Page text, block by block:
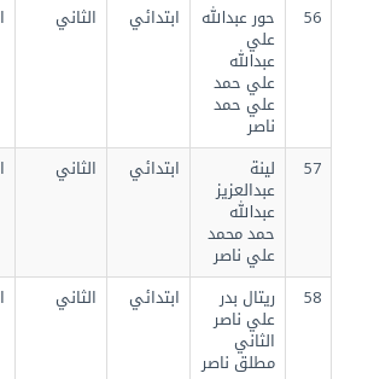
حور عبدالله
علي
عبدالله
علي حمد
علي حمد
ابتدائي الثاني
عبدالعزيز
عبدالله
حمد محمد
علي ناصر
ابتدائي الثاني
ريتال بدر
علي ناصر
الثاني
مطلق ناصر
ابتدائي الثاني